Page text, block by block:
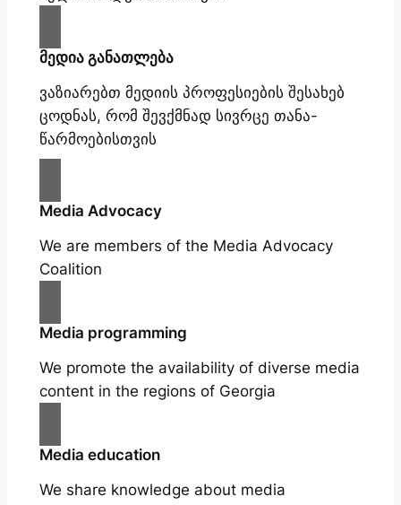
მედია განათლება
ვაზიარებთ მედიის პროფესიების შესახებ
ცოდნას, რომ შევქმნად სივრცე თანა-
წარმოებისთვის
Media Advocacy
We are members of the Media Advocacy
Coalition
Media programming
We promote the availability of diverse media
content in the regions of Georgia
Media education
We share knowledge about media